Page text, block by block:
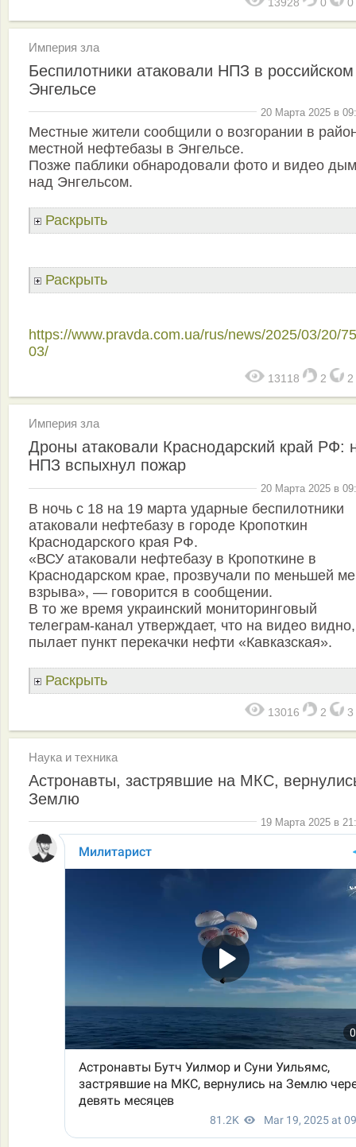
Империя зла
Беспилотники атаковали НПЗ в российском
Энгельсе
20 Марта 2025 в
Местные жители сообщили о возгорании в
местной нефтебазы в Энгельсе.
Позже паблики обнародовали фото и видео
над Энгельсом.
Раскрыть
Раскрыть
https://www.pravda.com.ua/rus/news/2025/03/20/
03/
13118 2 2
Империя зла
Дроны атаковали Краснодарский край РФ:
НПЗ вспыхнул пожар
20 Марта 2025 в
В ночь с 18 на 19 марта ударные беспилотники
атаковали нефтебазу в городе Кропоткин
Краснодарского края РФ.
«ВСУ атаковали нефтебазу в Кропоткине в
Краснодарском крае, прозвучали по меньшей
взрыва», — говорится в сообщении.
В то же время украинский мониторинговый
телеграм-канал утверждает, что на видео видно,
пылает пункт перекачки нефти «Кавказская».
Раскрыть
13016 2 3
Наука и техника
Астронавты, застрявшие на МКС,
Землю
19 Марта 2025 в